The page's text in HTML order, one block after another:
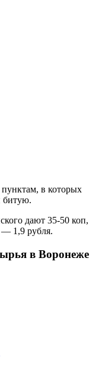
в которых
битую.
дают 35-50 коп,
— 1,9 рубля.
в Воронеже